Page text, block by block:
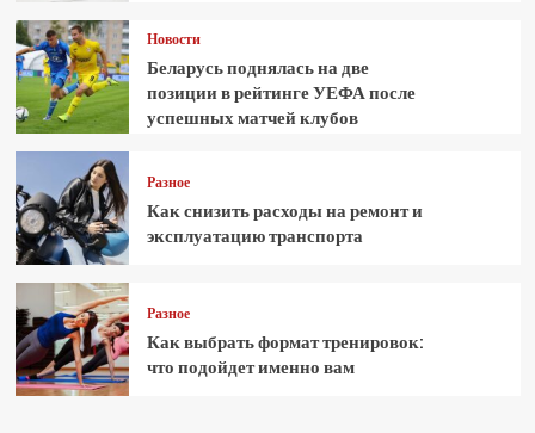
Новости
Беларусь поднялась на две
позиции в рейтинге УЕФА после
успешных матчей клубов
Разное
Как снизить расходы на ремонт и
эксплуатацию транспорта
Разное
Как выбрать формат тренировок:
что подойдет именно вам